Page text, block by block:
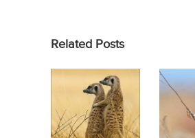
Related Posts